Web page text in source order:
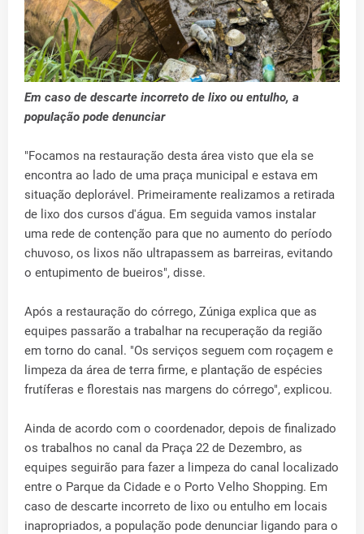
Em caso de descarte incorreto de lixo ou entulho, a
população pode denunciar
"Focamos na restauração desta área visto que ela se
encontra ao lado de uma praça municipal e estava em
situação deplorável. Primeiramente realizamos a retirada
de lixo dos cursos d'água. Em seguida vamos instalar
uma rede de contenção para que no aumento do período
chuvoso, os lixos não ultrapassem as barreiras, evitando
o entupimento de bueiros", disse.
Após a restauração do córrego, Zúniga explica que as
equipes passarão a trabalhar na recuperação da região
em torno do canal. "Os serviços seguem com roçagem e
limpeza da área de terra firme, e plantação de espécies
frutíferas e florestais nas margens do córrego", explicou.
Ainda de acordo com o coordenador, depois de finalizado
os trabalhos no canal da Praça 22 de Dezembro, as
equipes seguirão para fazer a limpeza do canal localizado
entre o Parque da Cidade e o Porto Velho Shopping. Em
caso de descarte incorreto de lixo ou entulho em locais
inapropriados, a população pode denunciar ligando para o